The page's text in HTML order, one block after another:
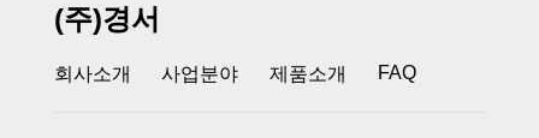
(주)경서
회사소개 사업분야 제품소개 FAQ